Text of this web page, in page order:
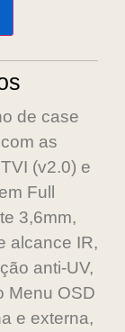
de case
as
(v2.0) e
Full
3,6mm,
alcance IR,
anti-UV,
Menu OSD
e externa,